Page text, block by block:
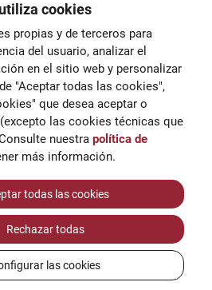
y Política de Privacidad
cookies
propias y de terceros para
del usuario, analizar el
en el sitio web y personalizar
"Aceptar todas las cookies",
que desea aceptar o
las cookies técnicas que
nuestra política de
más información.
todas las cookies
Rechazar todas
las cookies